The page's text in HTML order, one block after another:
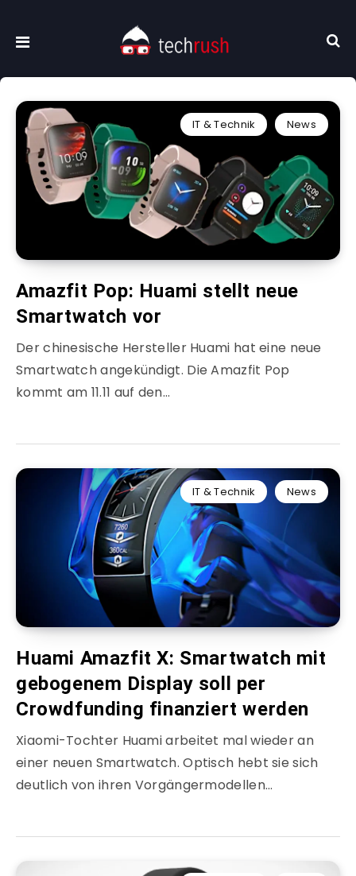
IT & Technik News
Amazfit Pop: Huami stellt neue
Smartwatch vor
Der chinesische Hersteller Huami hat eine neue
Smartwatch angekündigt. Die Amazfit Pop
kommt am 11.11 auf den…
IT & Technik News
Huami Amazfit X: Smartwatch mit
gebogenem Display soll per
Crowdfunding finanziert werden
Xiaomi-Tochter Huami arbeitet mal wieder an
einer neuen Smartwatch. Optisch hebt sie sich
deutlich von ihren Vorgängermodellen…